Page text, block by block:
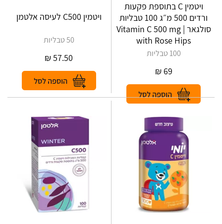
ויטמין C בתוספת פקעות
ורדים 500 מ״ג 100 טבליות
סולגאר | Vitamin C 500 mg
with Rose Hips
100 טבליות
69
₪
ויטמין C500 לעיסה אלטמן
50 טבליות
57.50
₪